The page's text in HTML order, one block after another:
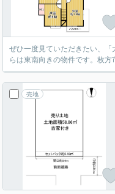
ぜひ一度見ていただきたい、
らは東南向きの物件です。枚
売地